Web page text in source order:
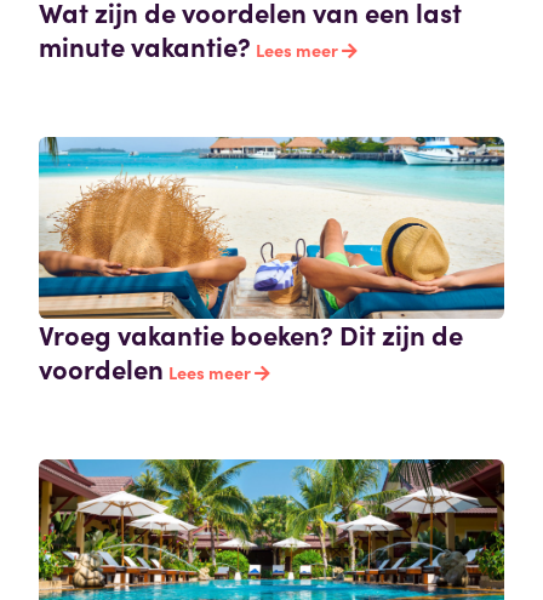
Wat zijn de voordelen van een last
minute vakantie? Lees meer
Vroeg vakantie boeken? Dit zijn de
voordelen Lees meer